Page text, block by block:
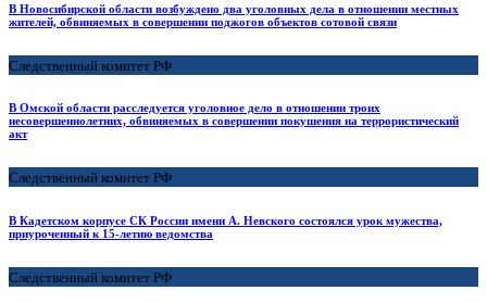
В Новосибирской области возбуждено два уголовных дела в отношении местных
жителей, обвиняемых в совершении поджогов объектов сотовой связи
Следственный комитет РФ
В Омской области расследуется уголовное дело в отношении троих
несовершеннолетних, обвиняемых в совершении покушения на террористический
акт
Следственный комитет РФ
В Кадетском корпусе СК России имени А. Невского состоялся урок мужества,
приуроченный к 15-летию ведомства
Следственный комитет РФ